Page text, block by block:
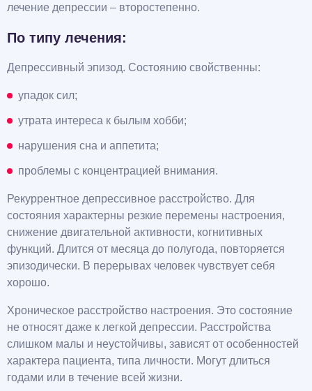
лечение депрессии – второстепенно.
По типу лечения:
Депрессивный эпизод. Состоянию свойственны:
упадок сил;
утрата интереса к былым хобби;
нарушения сна и аппетита;
проблемы с концентрацией внимания.
Рекуррентное депрессивное расстройство. Для
состояния характерны резкие перемены настроения,
снижение двигательной активности, когнитивных
функций. Длится от месяца до полугода, повторяется
эпизодически. В перерывах человек чувствует себя
хорошо.
Хроническое расстройство настроения. Это состояние
не относят даже к легкой депрессии. Расстройства
слишком малы и неустойчивы, зависят от особенностей
характера пациента, типа личности. Могут длиться
годами или в течение всей жизни.